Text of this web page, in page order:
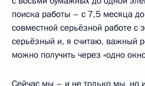
поиска работы – с 7,5 месяца
совместной серьёзной работе с
серьёзный и, я считаю, важный
можно получить через «одно